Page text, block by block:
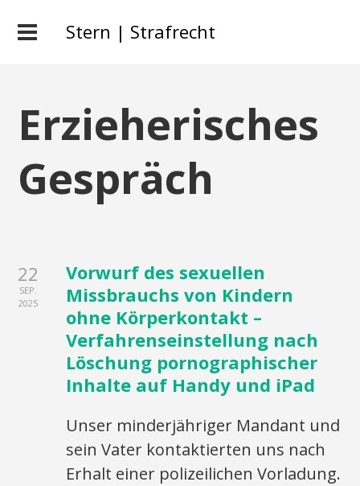
Stern | Strafrecht
Erzieherisches
Gespräch
22
SEP.
2025
Vorwurf des sexuellen
Missbrauchs von Kindern
ohne Körperkontakt –
Verfahrenseinstellung nach
Löschung pornographischer
Inhalte auf Handy und iPad
Unser minderjähriger Mandant und
sein Vater kontaktierten uns nach
Erhalt einer polizeilichen Vorladung.